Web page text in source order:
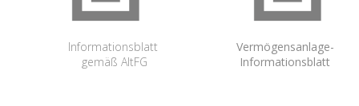
Informationsblatt
gemäß AltFG
Vermögensanlage-
Informationsblatt